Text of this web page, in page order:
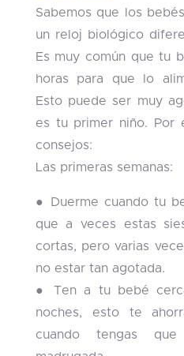
Sabemos que los
un reloj biológico
Es muy común que tu
horas para que lo
Esto puede ser muy
es tu primer niño. Por
consejos:
Las primeras semanas:
● Duerme cuando tu
que a veces estas
cortas, pero varias
no estar tan agotada.
● Ten a tu bebé
noches, esto te
cuando tengas